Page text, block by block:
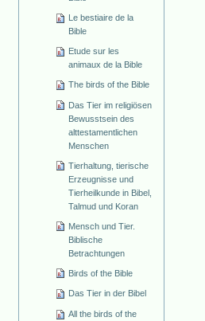
Le bestiaire de la
Bible
Etude sur les
animaux de la Bible
The birds of the Bible
Das Tier im religiösen
Bewusstsein des
alttestamentlichen
Menschen
Tierhaltung, tierische
Erzeugnisse und
Tierheilkunde in Bibel,
Talmud und Koran
Mensch und Tier.
Biblische
Betrachtungen
Birds of the Bible
Das Tier in der Bibel
All the birds of the